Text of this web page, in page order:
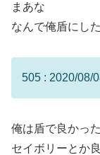
まあな
なんで俺盾にし
505 : 2020/08/
俺は盾で良かっ
セイボリーとか